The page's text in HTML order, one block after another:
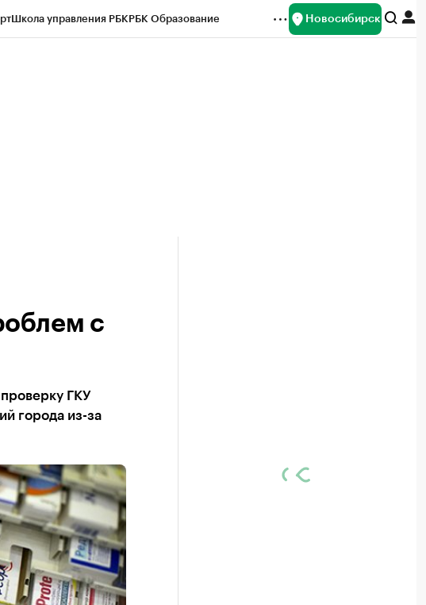
Школа управления РБКРБК Образование Новосибирск
с
ГКУ
города из-за